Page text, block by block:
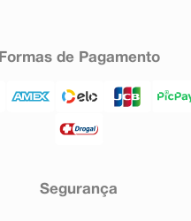
Formas de Pagamento
Segurança